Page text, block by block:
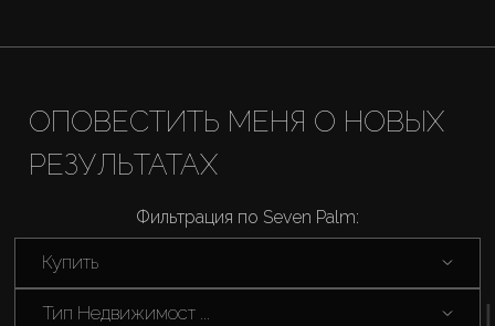
About Us
ОПОВЕСТИТЬ МЕНЯ О НОВЫХ
РЕЗУЛЬТАТАХ
Фильтрация по Seven Palm:
Купить
Тип Недвижимост ...